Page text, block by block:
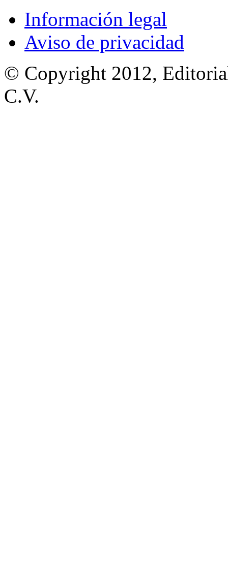
Información legal
Aviso de privacidad
© Copyright 2012,
C.V.